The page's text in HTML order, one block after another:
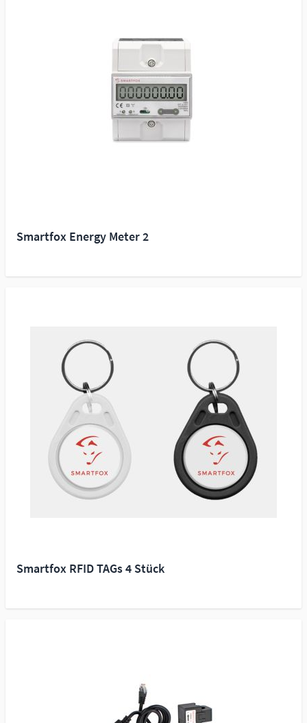
Smartfox Energy Meter 2
Smartfox RFID TAGs 4 Stück